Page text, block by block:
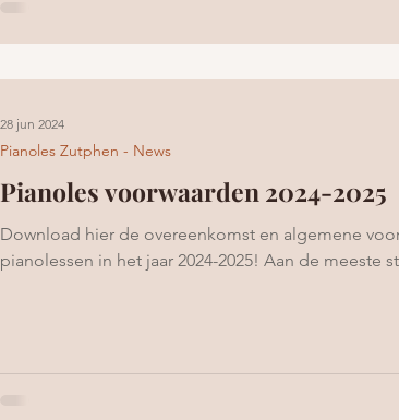
Pianoles voorwaarden 2024-2025
Download hier de overeenkomst en algemene
pianolessen in het jaar 2024-2025! Aan de meeste
Pianoles Zutphen - News
28 jun 2024